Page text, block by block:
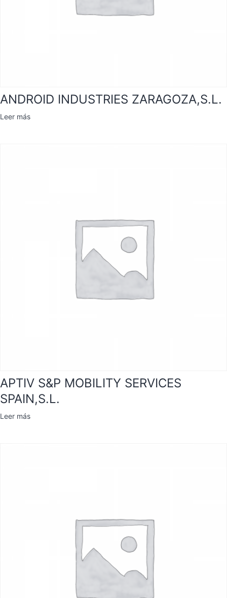
ANDROID INDUSTRIES ZARAGOZA,S.L.
Leer más
APTIV S&P MOBILITY SERVICES
SPAIN,S.L.
Leer más